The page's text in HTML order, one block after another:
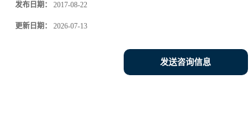
发布日期： 2017-08-22
更新日期： 2026-07-13
发送咨询信息